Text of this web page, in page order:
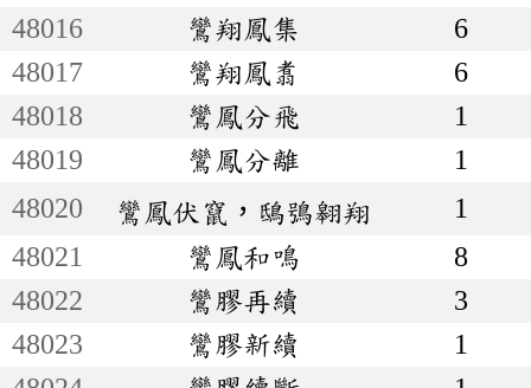
48016
鸞翔鳳集
6
48017
鸞翔鳳翥
6
48018
鸞鳳分飛
1
48019
鸞鳳分離
1
48020
鸞鳳伏竄，鴟鴞翱翔
1
48021
鸞鳳和鳴
8
48022
鸞膠再續
3
48023
鸞膠新續
1